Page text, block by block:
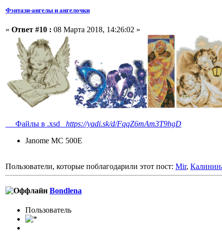
Фэнтази-ангелы и ангелочки
« Ответ #10 : 08 Марта 2018, 14:26:02 »
Файлы в .xsd https://yadi.sk/d/FqqZ6mAm3T9hgD
Janome MC 500E
Пользователи, которые поблагодарили этот пост: Mir,
Bondlena
Пользовaтeль